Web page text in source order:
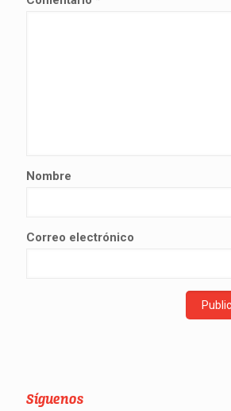
Nombre
Correo electrónico
Síguenos